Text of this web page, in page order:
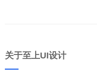
关于至上UI设计